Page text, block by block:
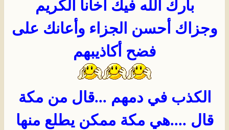
بارك الله فيك أخانا الكريم
وجزاك أحسن الجزاء وأعانك على
فضح أكاذيبهم
الكذب في دمهم ...قال من مكة
قال ....هي مكة ممكن يطلع منها